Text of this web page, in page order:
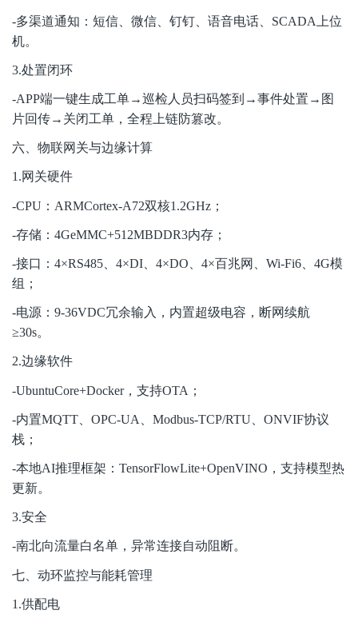
-多渠道通知：短信、微信、钉钉、语音电话、SCADA上位
机。
3.处置闭环
-APP端一键生成工单→巡检人员扫码签到→事件处置→图
片回传→关闭工单，全程上链防篡改。
六、物联网关与边缘计算
1.网关硬件
-CPU ：ARMCortex-A72双核1.2GHz；
-存储：4GeMMC+512MBDDR3内存；
-接口：4×RS485、4×DI、4×DO、4×百兆网、Wi-Fi6、4G模
组；
-电源：9-36VDC冗余输入，内置超级电容，断网续航
≥30s。
2.边缘软件
-UbuntuCore+Docker，支持OTA；
-内置MQTT、OPC-UA、Modbus-TCP/RTU、ONVIF协议
栈；
-本地AI推理框架：TensorFlowLite+OpenVINO，支持模型热
更新。
3.安全
-南北向流量白名单，异常连接自动阻断。
七、动环监控与能耗管理
1.供配电